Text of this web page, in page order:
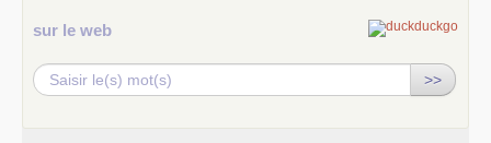
sur le web
>>